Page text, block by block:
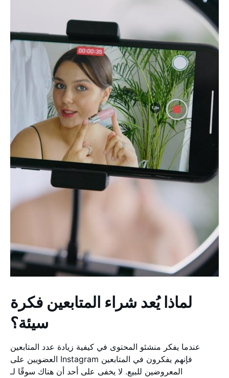
لماذا يُعد شراء المتابعين فكرة
سيئة؟
عندما يفكر منشئو المحتوى في كيفية زيادة عدد المتابعين
العضويين على Instagram فإنهم يفكرون في المتابعين
المعروضين للبيع. لا يخفى على أحد أن هناك سوقًا لـ